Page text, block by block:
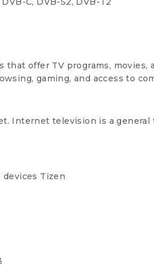
that offer TV programs,
gaming, and access to
Internet television is a
devices Tizen